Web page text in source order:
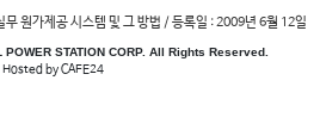
원가제공 시스템 및 그 방법 / 등록일 : 2009년 6월 12일
STATION CORP. All Rights Reserved.
Hosted by CAFE24